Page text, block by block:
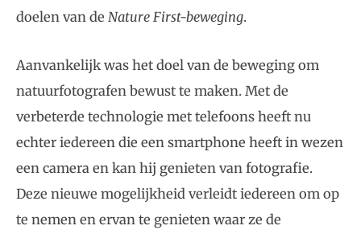
doelen van de Nature First-beweging.
Aanvankelijk was het doel van de beweging om
natuurfotografen bewust te maken. Met de
verbeterde technologie met telefoons heeft nu
echter iedereen die een smartphone heeft in wezen
een camera en kan hij genieten van fotografie.
Deze nieuwe mogelijkheid verleidt iedereen om op
te nemen en ervan te genieten waar ze de